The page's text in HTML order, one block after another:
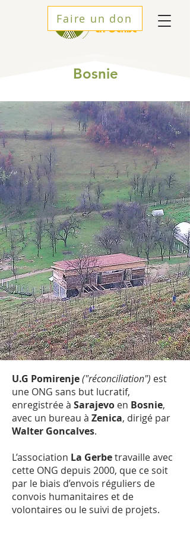
Faire un don
Bosnie
U.G Pomirenje("réconciliation") est
une ONG sans but lucratif,
enregistrée à Sarajevo en Bosnie,
avec un bureau à Zenica, dirigé par
Walter Goncalves.
L’association La Gerbetravaille avec
cette ONG depuis 2000, que ce soit
par le biais d’envois réguliers de
convois humanitaires et de
volontaires ou le suivi de projets.